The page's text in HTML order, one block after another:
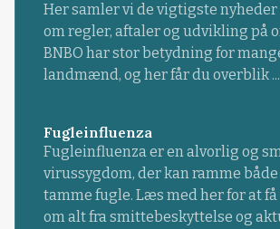
Her samler vi de vigtigste nyheder
om regler, aftaler og udvikling på
BNBO har stor betydning for
landmænd, og her får du overblik ...
Fugleinfluenza
Fugleinfluenza er en alvorlig og
virussygdom, der kan ramme
tamme fugle. Læs med her for at
om alt fra smittebeskyttelse og